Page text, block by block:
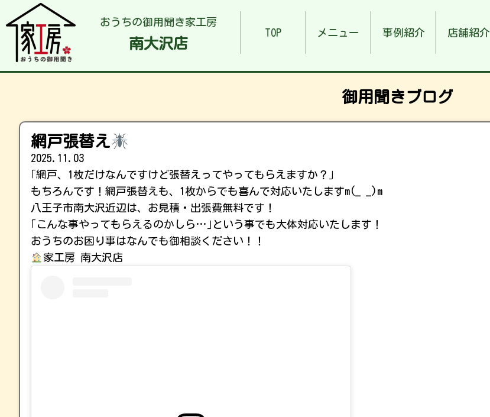
おうちの御用聞き家工房
南大沢店
TOP メニュー 事例紹介 店舗紹介
御用聞きブログ
網戸張替え
2025.11.03
｢網戸、1枚だけなんですけど張替えってやってもらえますか？｣
もちろんです！網戸張替えも、1枚からでも喜んで対応いたしますm(_ _)m
八王子市南大沢近辺は、お見積・出張費無料です！
｢こんな事やってもらえるのかしら…｣という事でも大体対応いたします！
おうちのお困り事はなんでも御相談ください！！
家工房 南大沢店